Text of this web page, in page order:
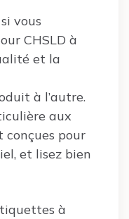
vous
CHSLD à
et la
à l’autre.
aux
pour
et lisez bien
à